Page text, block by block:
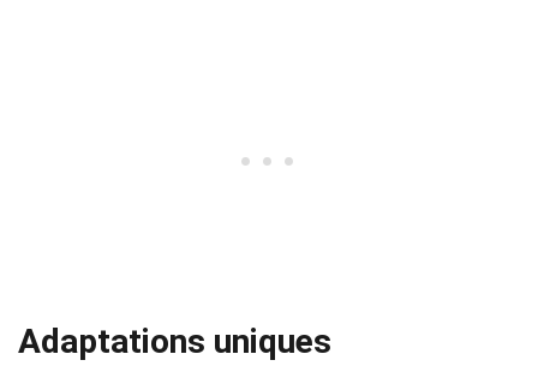
Adaptations uniques